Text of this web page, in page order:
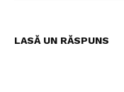
LASĂ UN RĂSPUNS